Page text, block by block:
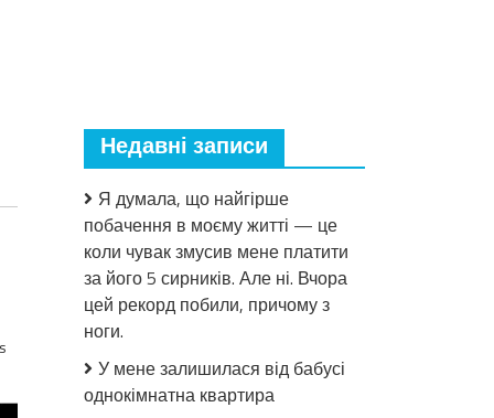
Недавні записи
Я думала, що найгірше
побачення в моєму житті — це
коли чувак змусив мене платити
за його 5 сирників. Але ні. Вчора
цей рекорд побили, причому з
ноги.
У мене залишилася від бабусі
однокімнатна квартира